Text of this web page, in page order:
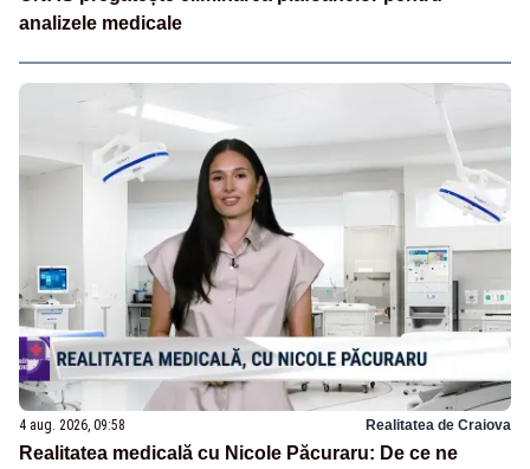
analizele medicale
4 aug. 2026, 09:58 Realitatea de Craiova
Realitatea medicală cu Nicole Păcuraru: De ce ne